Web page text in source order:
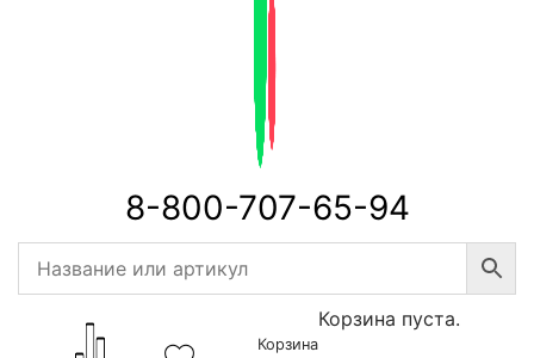
8-800-707-65-94
Корзина
Корзина пуста.